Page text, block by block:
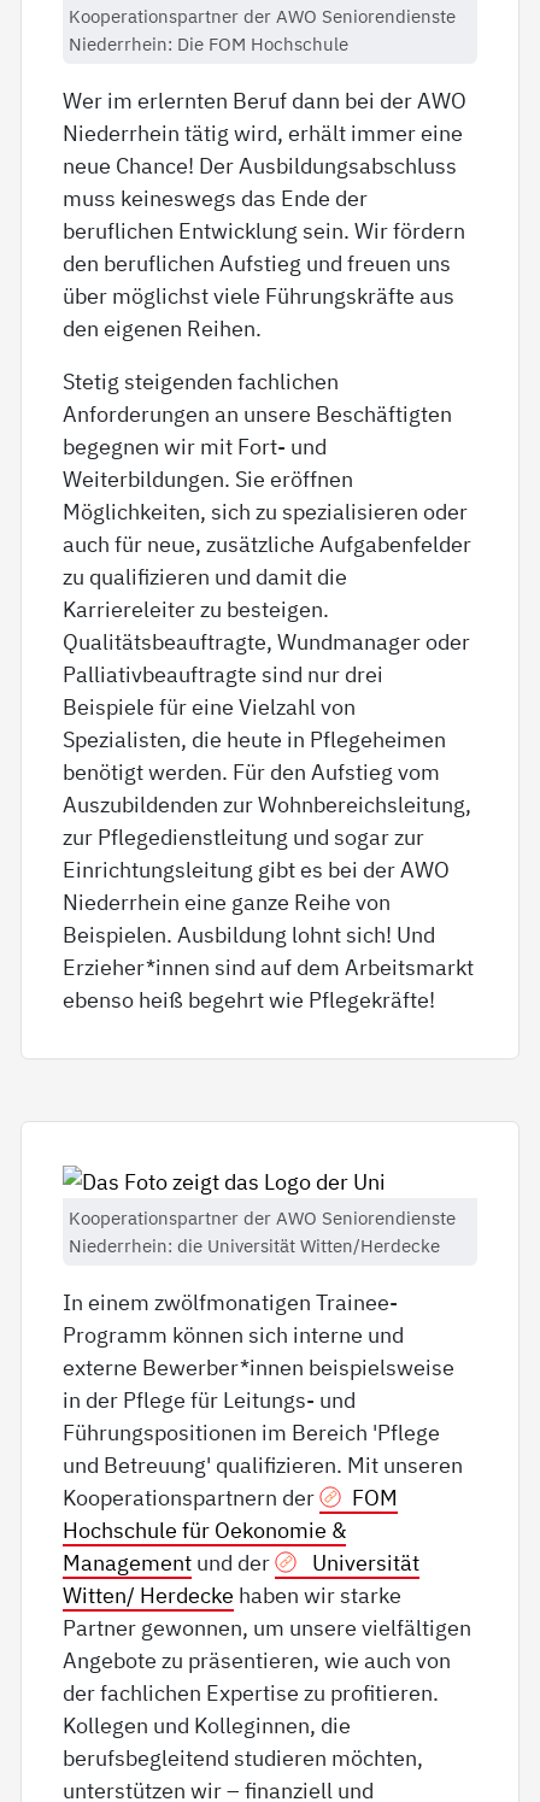
Kooperationspartner der AWO Seniorendienste
Niederrhein: Die FOM Hochschule
Wer im erlernten Beruf dann bei der AWO
Niederrhein tätig wird, erhält immer eine
neue Chance! Der Ausbildungsabschluss
muss keineswegs das Ende der
beruflichen Entwicklung sein. Wir fördern
den beruflichen Aufstieg und freuen uns
über möglichst viele Führungskräfte aus
den eigenen Reihen.
Stetig steigenden fachlichen
Anforderungen an unsere Beschäftigten
begegnen wir mit Fort- und
Weiterbildungen. Sie eröffnen
Möglichkeiten, sich zu spezialisieren oder
auch für neue, zusätzliche Aufgabenfelder
zu qualifizieren und damit die
Karriereleiter zu besteigen.
Qualitätsbeauftragte, Wundmanager oder
Palliativbeauftragte sind nur drei
Beispiele für eine Vielzahl von
Spezialisten, die heute in Pflegeheimen
benötigt werden. Für den Aufstieg vom
Auszubildenden zur Wohnbereichsleitung,
zur Pflegedienstleitung und sogar zur
Einrichtungsleitung gibt es bei der AWO
Niederrhein eine ganze Reihe von
Beispielen. Ausbildung lohnt sich! Und
Erzieher*innen sind auf dem Arbeitsmarkt
ebenso heiß begehrt wie Pflegekräfte!
Kooperationspartner der AWO Seniorendienste
Niederrhein: die Universität Witten/Herdecke
In einem zwölfmonatigen Trainee-
Programm können sich interne und
externe Bewerber*innen beispielsweise
in der Pflege für Leitungs- und
Führungspositionen im Bereich 'Pflege
und Betreuung' qualifizieren. Mit unseren
Kooperationspartnern der
FOM
Hochschule für Oekonomie &
Management und der
Universität
Witten/ Herdecke haben wir starke
Partner gewonnen, um unsere vielfältigen
Angebote zu präsentieren, wie auch von
der fachlichen Expertise zu profitieren.
Kollegen und Kolleginnen, die
berufsbegleitend studieren möchten,
unterstützen wir – finanziell und